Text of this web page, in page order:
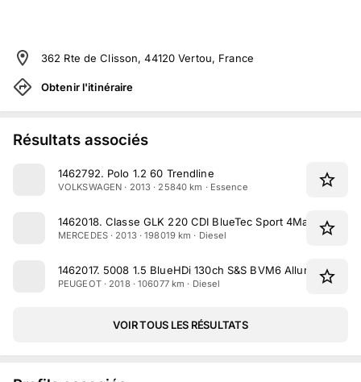
362 Rte de Clisson, 44120 Vertou, France
Obtenir l'itinéraire
Résultats associés
1462792. Polo 1.2 60 Trendline
VOLKSWAGEN · 2013 · 25840 km · Essence
1462018.Classe GLK 220 CDI BlueTec Sport 4Matic A
MERCEDES · 2013 · 198019 km · Diesel
1462017. 5008 1.5 BlueHDi 130ch S&S BVM6 Allure
PEUGEOT · 2018 · 106077 km · Diesel
VOIR TOUS LES RÉSULTATS